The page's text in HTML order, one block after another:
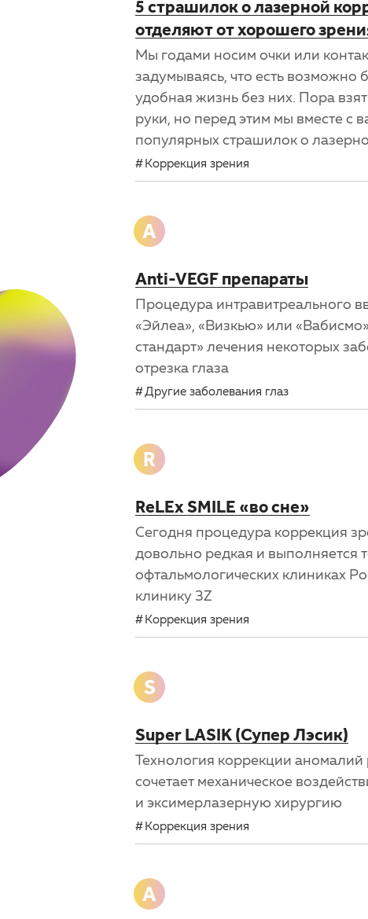
5 страшилок о лазерной
отделяют от хорошего
Мы годами носим очки или
задумываясь, что есть возможно
удобная жизнь без них. Пора
руки, но перед этим мы вместе с
популярных страшилок о
Коррекция зрения
A
Anti-VEGF препараты
Процедура интравитреального
«Эйлеа», «Визкью» или
стандарт» лечения некоторых
отрезка глаза
Другие заболевания глаз
R
ReLEx SMILE «во сне»
Сегодня процедура коррекция
довольно редкая и выполняется
офтальмологических клиниках
клинику 3Z
Коррекция зрения
S
Super LASIK (Супер Лэсик)
Технология коррекции аномалий
сочетает механическое
и эксимерлазерную хирургию
Коррекция зрения
А